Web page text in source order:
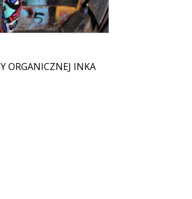
ORGANICZNEJ INKA